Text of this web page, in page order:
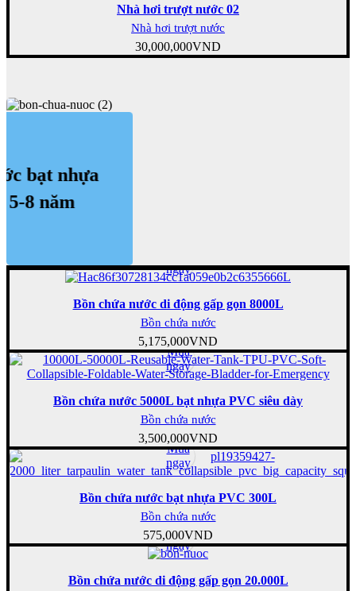
Nhà hơi trượt nước 02
Nhà hơi trượt nước
30,000,000VND
bạt nhựa
5-8 năm
ngay
Bồn chứa nước di động gấp gọn 8000L
Bồn chứa nước
5,175,000VND
Mua
ngay
Bồn chứa nước 5000L bạt nhựa PVC siêu dày
Bồn chứa nước
3,500,000VND
Mua
ngay
Bồn chứa nước bạt nhựa PVC 300L
Bồn chứa nước
575,000VND
Mua
ngay
Bồn chứa nước di động gấp gọn 20.000L